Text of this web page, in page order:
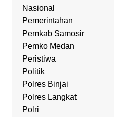
Nasional
Pemerintahan
Pemkab Samosir
Pemko Medan
Peristiwa
Politik
Polres Binjai
Polres Langkat
Polri